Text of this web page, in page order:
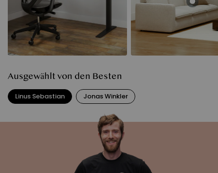
Ausgewählt von den Besten
Linus Sebastian Jonas Winkler